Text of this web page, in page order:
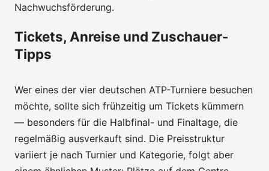
Nachwuchsförderung.
Tickets, Anreise und Zuschauer-
Tipps
Wer eines der vier deutschen ATP-Turniere besuchen
möchte, sollte sich frühzeitig um Tickets kümmern
— besonders für die Halbfinal- und Finaltage, die
regelmäßig ausverkauft sind. Die Preisstruktur
variiert je nach Turnier und Kategorie, folgt aber